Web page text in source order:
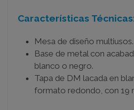
Características
Mesa de diseño multiusos.
Base de metal con
blanco o negro.
Tapa de DM lacada en
formato redondo, con 19